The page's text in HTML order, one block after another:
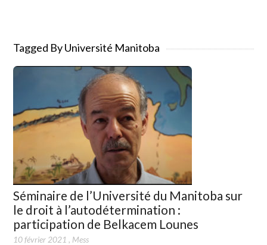
Tagged By Université Manitoba
Séminaire de l’Université du Manitoba sur
le droit à l’autodétermination :
participation de Belkacem Lounes
10 février 2021 , Mess